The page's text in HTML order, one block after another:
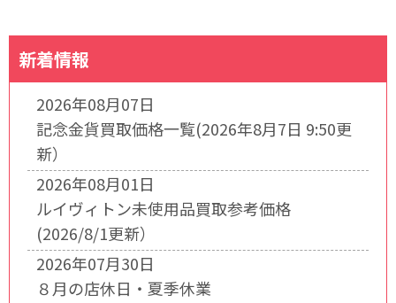
新着情報
2026年08月07日
記念金貨買取価格一覧(2026年8月7日 9:50更
新）
2026年08月01日
ルイヴィトン未使用品買取参考価格
(2026/8/1更新）
2026年07月30日
８月の店休日・夏季休業